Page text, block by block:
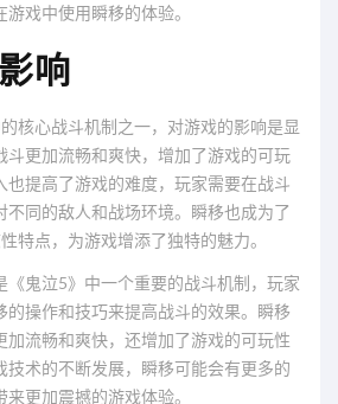
戏中使用瞬移的体验。
响
核心战斗机制之一，对游戏的影响是显
斗更加流畅和爽快，增加了游戏的可玩
也提高了游戏的难度，玩家需要在战斗
不同的敌人和战场环境。瞬移也成为了
特点，为游戏增添了独特的魅力。
《鬼泣5》中一个重要的战斗机制，玩家
的操作和技巧来提高战斗的效果。瞬移
加流畅和爽快，还增加了游戏的可玩性
技术的不断发展，瞬移可能会有更多的
更加震撼的游戏体验。